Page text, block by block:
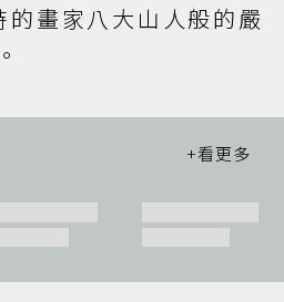
畫家八大山人般的嚴